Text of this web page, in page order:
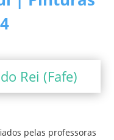
Rei (Fafe)
pelas professoras